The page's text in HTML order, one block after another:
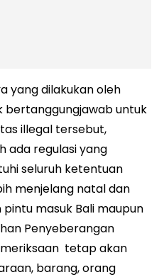
yang dilakukan oleh
untuk
illegal tersebut,
ada regulasi yang
seluruh ketentuan
menjelang natal dan
masuk Bali maupun
Penyeberangan
tetap akan
barang, orang